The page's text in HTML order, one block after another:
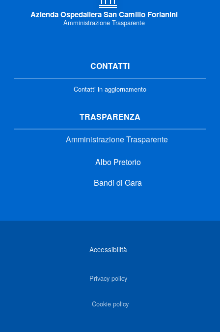
Azienda Ospedaliera San Camillo Forlanini
Amministrazione Trasparente
CONTATTI
Contatti in aggiornamento
TRASPARENZA
Amministrazione Trasparente
Albo Pretorio
Bandi di Gara
Accessibilità
Privacy policy
Cookie policy